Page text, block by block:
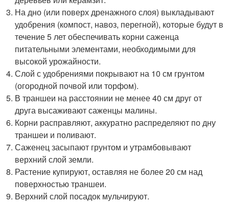
На дно (или поверх дренажного слоя) выкладывают
удобрения (компост, навоз, перегной), которые будут в
течение 5 лет обеспечивать корни саженца
питательными элементами, необходимыми для
высокой урожайности.
Слой с удобрениями покрывают на 10 см грунтом
(огородной почвой или торфом).
В траншеи на расстоянии не менее 40 см друг от
друга высаживают саженцы малины.
Корни расправляют, аккуратно распределяют по дну
траншеи и поливают.
Саженец засыпают грунтом и утрамбовывают
верхний слой земли.
Растение купируют, оставляя не более 20 см над
поверхностью траншеи.
Верхний слой посадок мульчируют.